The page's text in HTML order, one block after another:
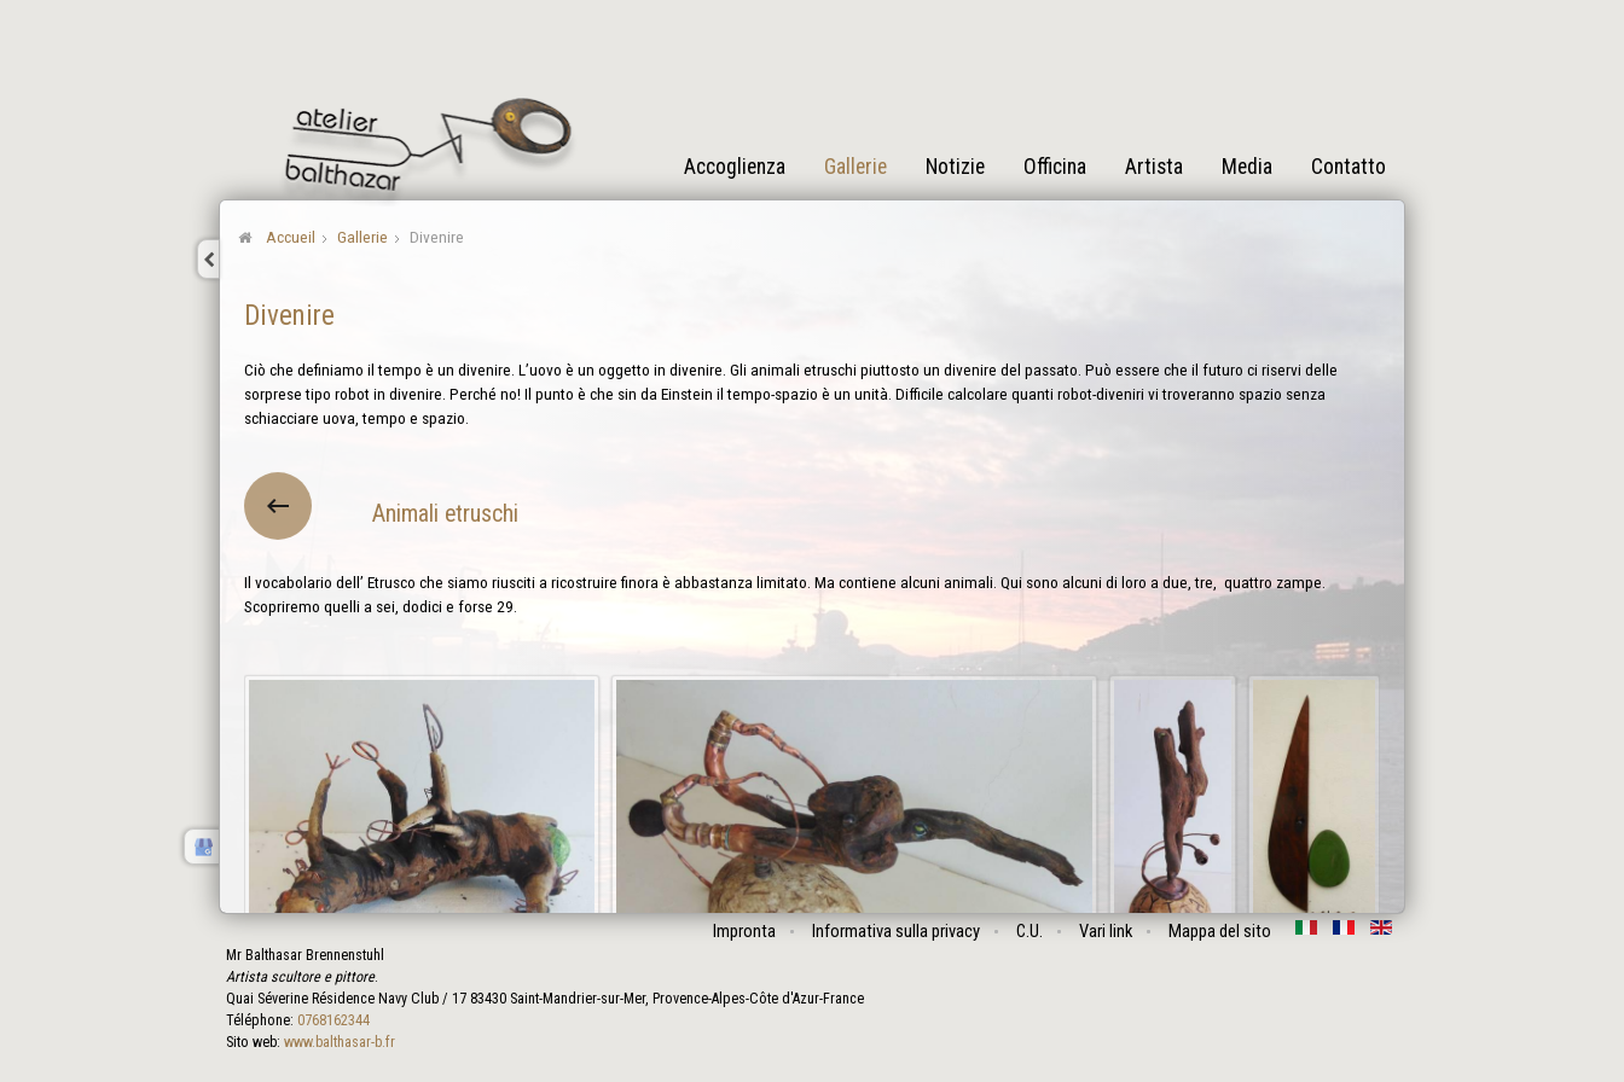
Accoglienza Gallerie Notizie Officina Artista Media Contatto
Accueil Gallerie Divenire
Divenire
Ciò che definiamo il tempo è un divenire. L’uovo è un oggetto in divenire. Gli animali etruschi piuttosto un divenire del passato. Può essere che il futuro ci riservi delle
sorprese tipo robot in divenire. Perché no! Il punto è che sin da Einstein il tempo-spazio è un unità. Difficile calcolare quanti robot-diveniri vi troveranno spazio senza
schiacciare uova, tempo e spazio.
Animali etruschi
Il vocabolario dell’ Etrusco che siamo riusciti a ricostruire finora è abbastanza limitato. Ma contiene alcuni animali. Qui sono alcuni di loro a due, tre, quattro zampe.
Scopriremo quelli a sei, dodici e forse 29.
Impronta Informativa sulla privacy C.U. Vari link Mappa del sito
Mr Balthasar Brennenstuhl
Artista scultore e pittore.
Quai Séverine Résidence Navy Club / 17 83430 Saint-Mandrier-sur-Mer, Provence-Alpes-Côte d'Azur-France
Téléphone: 0768162344
Sito web: www.balthasar-b.fr